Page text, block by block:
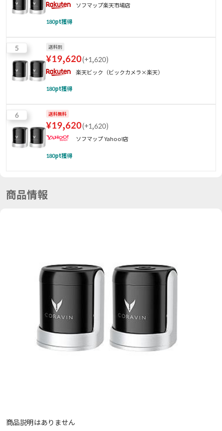
ソフマップ楽天市場店
180pt獲得
5 送料別
¥19,620(+1,620)
楽天ビック（ビックカメラ×楽天）
180pt獲得
6 送料無料
¥19,620(+1,620)
ソフマップ Yahoo!店
180pt獲得
商品情報
商品説明はありません